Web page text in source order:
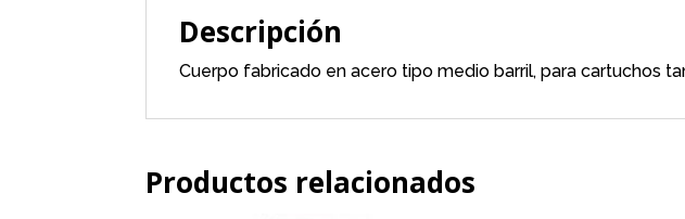
Descripción
Cuerpo fabricado en acero tipo medio barril, para cartuchos
Productos relacionados